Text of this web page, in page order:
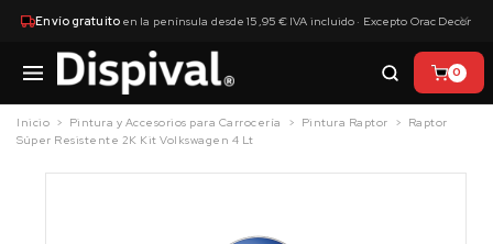
Envío gratuitoen la península desde 15,95 € IVA incluido · Excepto Orac Decor
×
0
Inicio Pintura y Accesorios para Carrocería Pintura Raptor
Raptor
Súper Resistente 2K Kit Volkswagen 4 Lt